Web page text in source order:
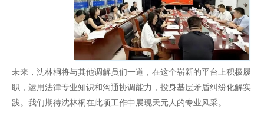
未来，沈林桐将与其他调解员们一道，在这个崭新的平台上积极履
职，运用法律专业知识和沟通协调能力，投身基层矛盾纠纷化解实
践。我们期待沈林桐在此项工作中展现天元人的专业风采。